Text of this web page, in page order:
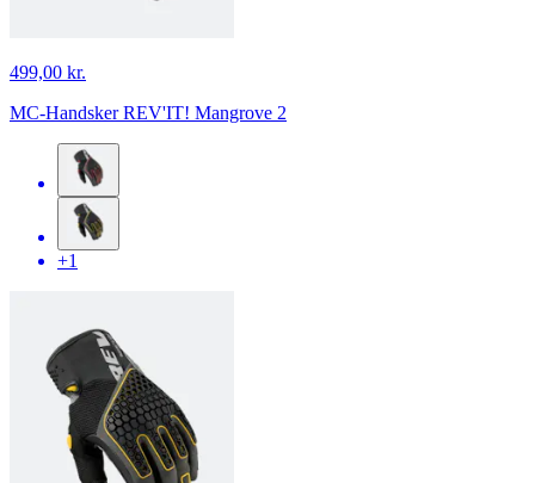
499,00 kr.
MC-Handsker REV'IT! Mangrove 2
+1